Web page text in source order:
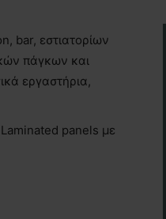
bar, εστιατορίων
πάγκων και
εργαστήρια,
panels με